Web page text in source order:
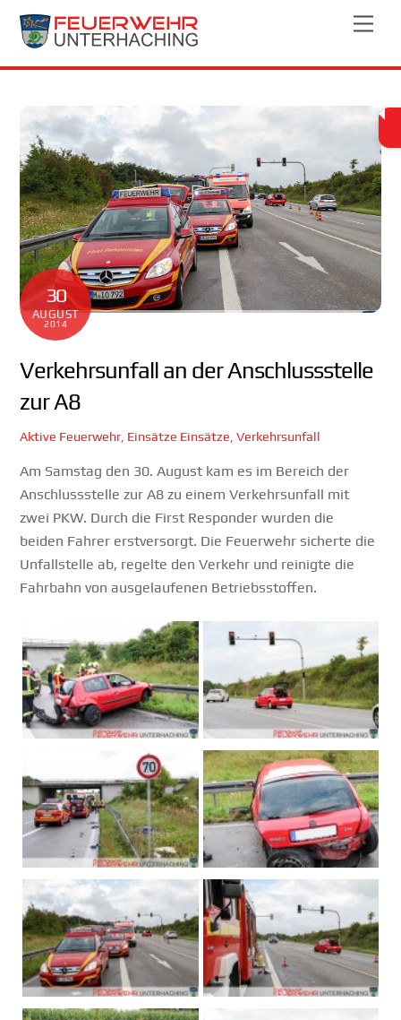
Skip
30
AUGUST
2014
Verkehrsunfall an der Anschlussstelle
zur A8
Aktive Feuerwehr Einsätze Einsätze ,Verkehrsunfall
Am Samstag den 30. August kam es im Bereich der
Anschlussstelle zur A8 zu einem Verkehrsunfall mit
zwei PKW. Durch die First Responder wurden die
beiden Fahrer erstversorgt. Die Feuerwehr sicherte die
Unfallstelle ab, regelte den Verkehr und reinigte die
Fahrbahn von ausgelaufenen Betriebsstoffen.